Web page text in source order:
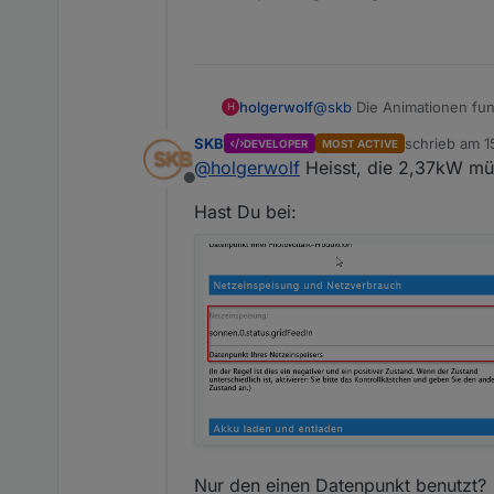
H holgerwolf@skb Die Animationen
Offline
SKB DEVELOPER MOST ACTIVE schrieb am
zuletzt
@holgerwolf Heisst, die 2,37kW
Hast Du bei:
Nur den einen Datenpunkt benutzt?